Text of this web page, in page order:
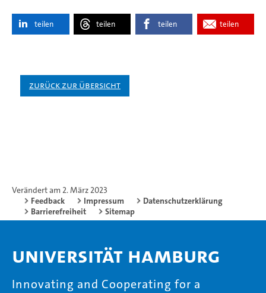
teilen teilen teilen teilen
Zurück zur Übersicht
Verändert am 2. März 2023
Feedback
Impressum
Datenschutzerklärung
Barrierefreiheit
Sitemap
Universität Hamburg
Innovating and Cooperating for a